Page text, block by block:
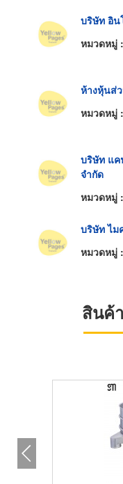
บริษัท อิน
หมวดหมู่ :
ห้างหุ้นส่
หมวดหมู่ :
บริษัท แค
จำกัด
หมวดหมู่ :
บริษัท ไม
หมวดหมู่ :
สินค้